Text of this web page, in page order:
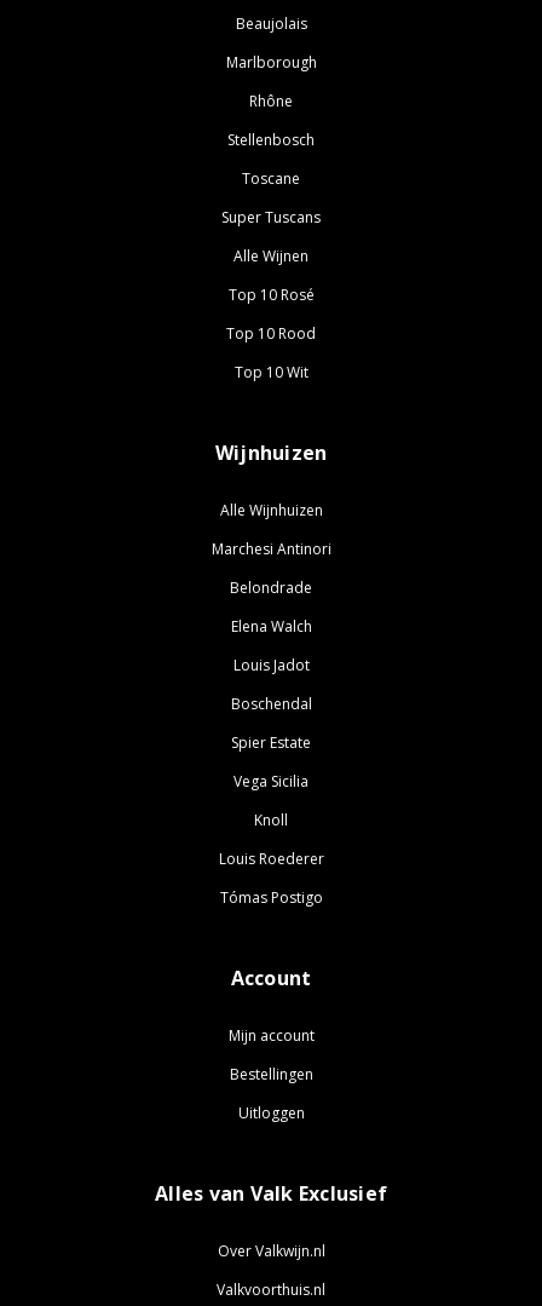
Beaujolais
Marlborough
Rhône
Stellenbosch
Toscane
Super Tuscans
Alle Wijnen
Top 10 Rosé
Top 10 Rood
Top 10 Wit
Wijnhuizen
Alle Wijnhuizen
Marchesi Antinori
Belondrade
Elena Walch
Louis Jadot
Boschendal
Spier Estate
Vega Sicilia
Knoll
Louis Roederer
Tómas Postigo
Account
Mijn account
Bestellingen
Uitloggen
Alles van Valk Exclusief
Over Valkwijn.nl
Valkvoorthuis.nl